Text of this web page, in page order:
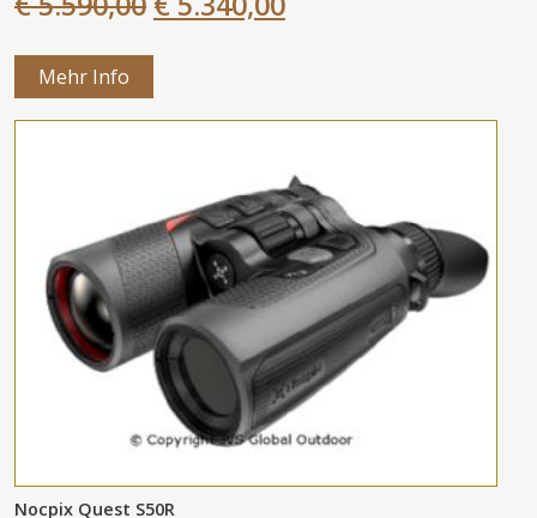
Mehr Info
Nocpix Quest S50R